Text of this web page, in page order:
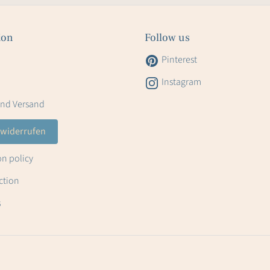
Versand
policy
Follow us
Pinterest
Instagram